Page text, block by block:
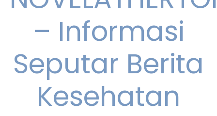
– Informasi
Seputar Berita
Kesehatan